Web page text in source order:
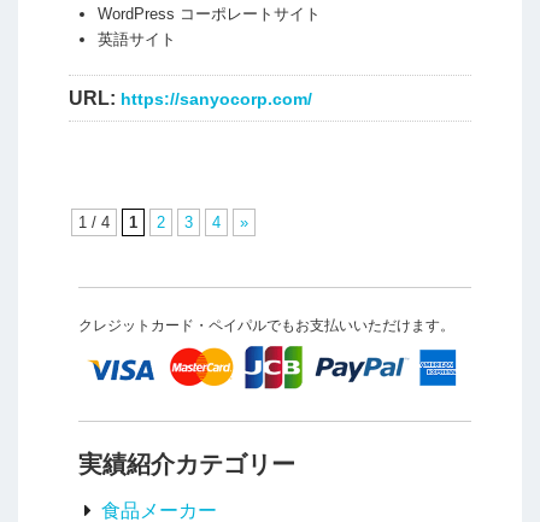
WordPress コーポレートサイト
英語サイト
URL: https://sanyocorp.com/
1 / 4 1 2 3 4 »
クレジットカード・ペイパルでもお支払いいただけます。
実績紹介カテゴリー
食品メーカー